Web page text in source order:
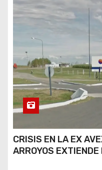
CRISIS EN LA EX
ARROYOS